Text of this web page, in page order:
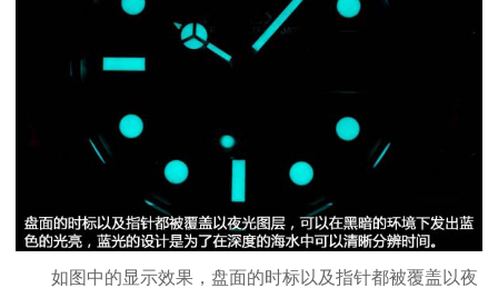
如图中的显示效果，盘面的时标以及指针都被覆盖以夜